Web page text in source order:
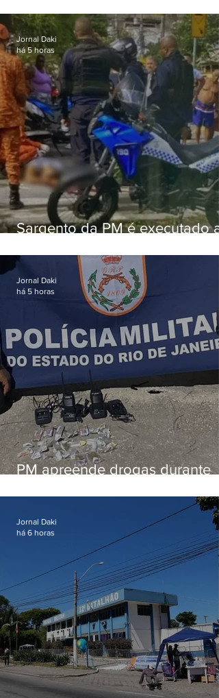
Sargento da PM é executado a
em Vaz Lobo
Jornal Daki
há 5 horas
PM apreende drogas durante
Jornal Daki
há 5 horas
Jornal Daki
há 6 horas